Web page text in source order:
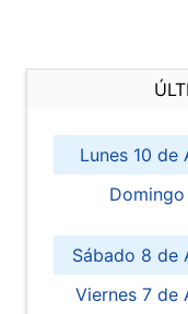
Lunes 10
Sábado 8 de
Viernes 7 de